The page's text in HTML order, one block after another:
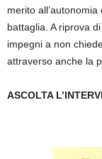
merito
battaglia. A riprova
impegni a non
attraverso anche la
ASCOLTA